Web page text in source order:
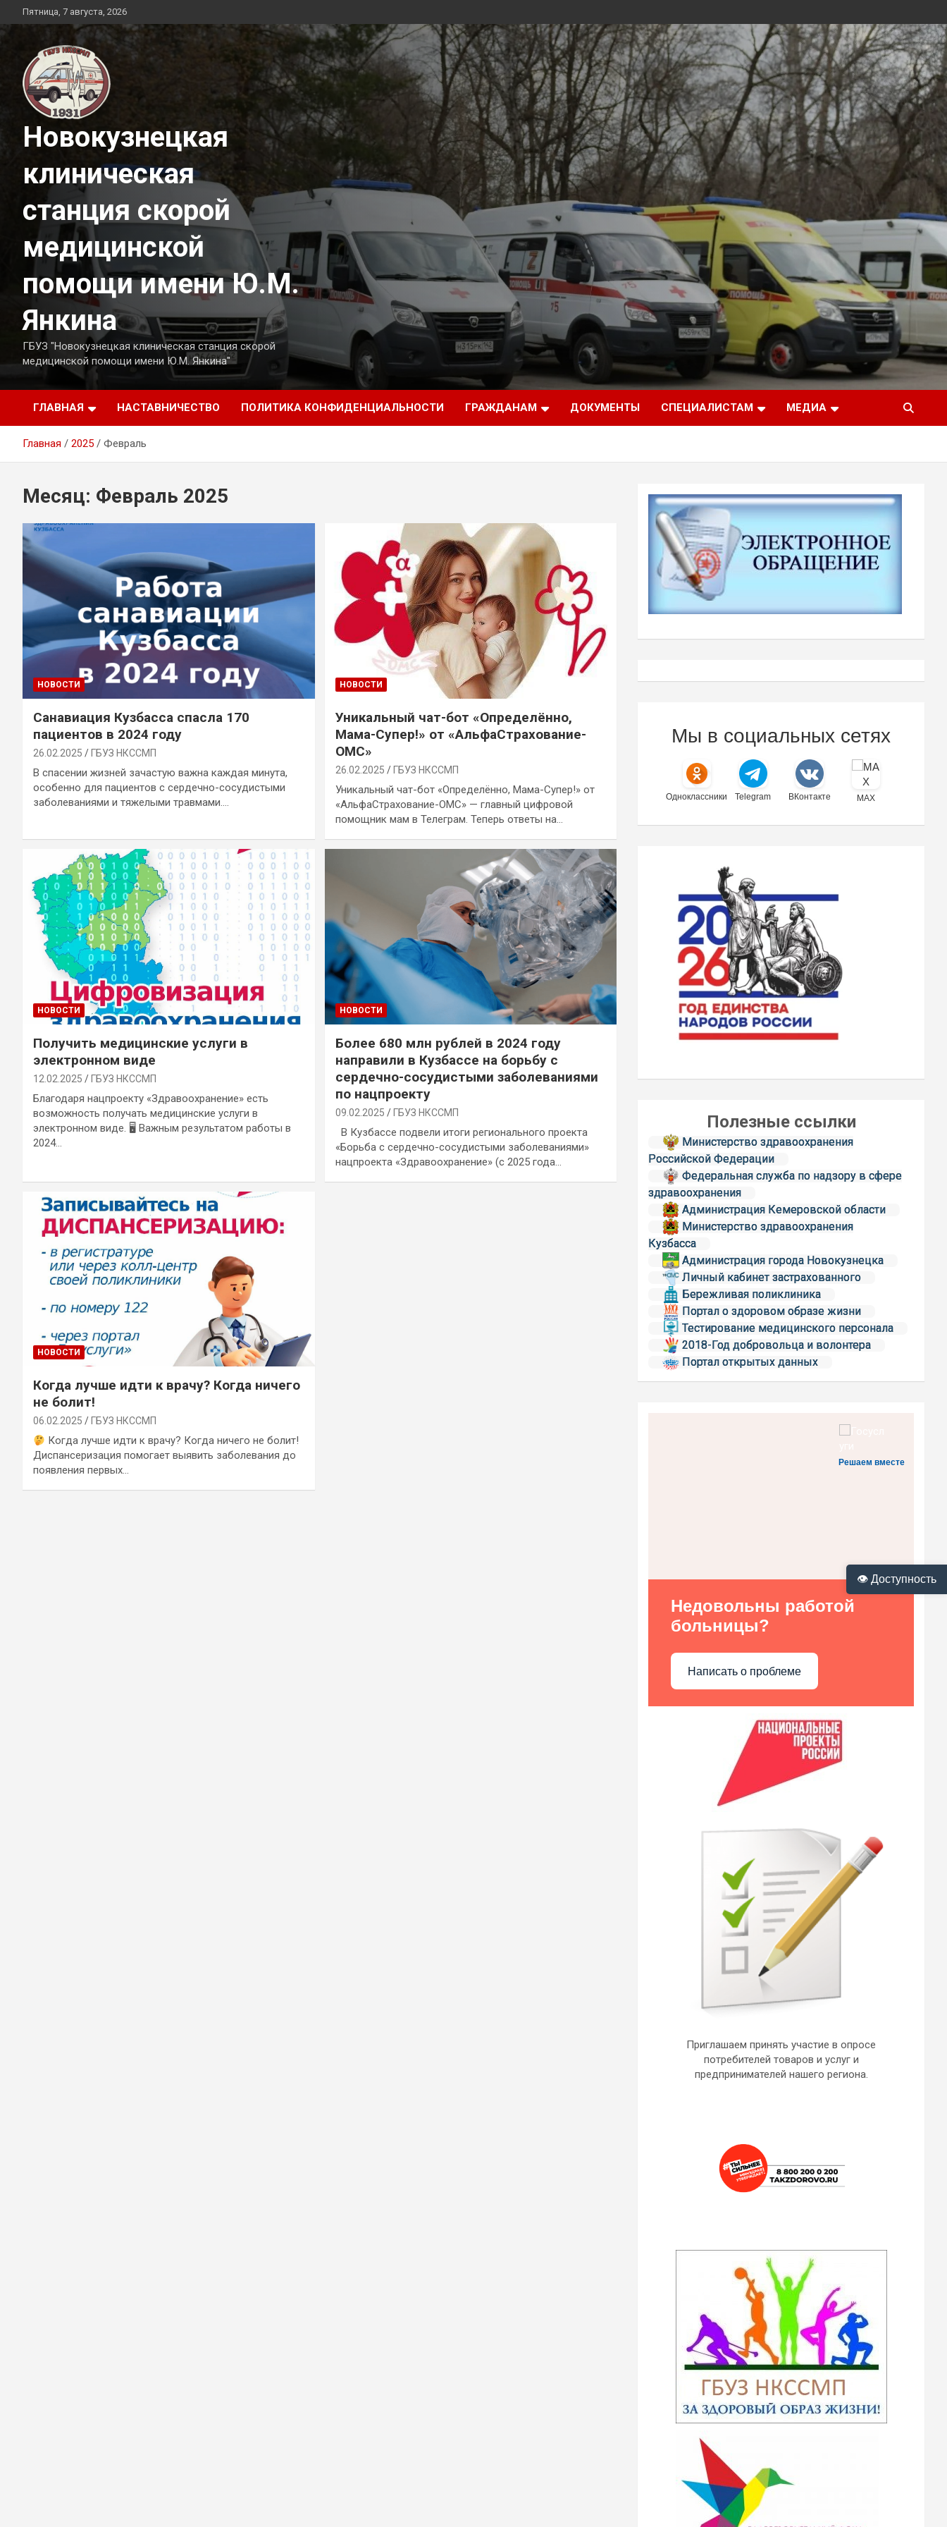
Перейти
к
содержимому
Пятница, 7 августа, 2026
Новокузнецкая
клиническая
станция скорой
медицинской
помощи имени Ю.М.
Янкина
ГБУЗ "Новокузнецкая клиническая станция скорой
медицинской помощи имени Ю.М. Янкина"
ГЛАВНАЯ НАСТАВНИЧЕСТВО ПОЛИТИКА КОНФИДЕНЦИАЛЬНОСТИ ГРАЖДАНАМ ДОКУМЕНТЫ СПЕЦИАЛИСТАМ МЕДИА
Главная 2025 Февраль
Месяц: Февраль 2025
НОВОСТИ
Санавиация Кузбасса спасла 170
пациентов в 2024 году
26.02.2025 ГБУЗ НКССМП
В спасении жизней зачастую важна каждая минута,
особенно для пациентов с сердечно-сосудистыми
заболеваниями и тяжелыми травмами.…
НОВОСТИ
Уникальный чат-бот «Определённо,
Мама-Супер!» от «АльфаСтрахование-
ОМС»
26.02.2025 ГБУЗ НКССМП
Уникальный чат-бот «Определённо, Мама-Супер!» от
«АльфаСтрахование-ОМС» — главный цифровой
помощник мам в Телеграм. Теперь ответы на…
НОВОСТИ
Получить медицинские услуги в
электронном виде
12.02.2025 ГБУЗ НКССМП
Благодаря нацпроекту «Здравоохранение» есть
возможность получать медицинские услуги в
электронном виде. 🖥 Важным результатом работы в
2024…
НОВОСТИ
Более 680 млн рублей в 2024 году
направили в Кузбассе на борьбу с
сердечно-сосудистыми заболеваниями
по нацпроекту
09.02.2025 ГБУЗ НКССМП
В Кузбассе подвели итоги регионального проекта
«Борьба с сердечно-сосудистыми заболеваниями»
нацпроекта «Здравоохранение» (с 2025 года…
НОВОСТИ
Когда лучше идти к врачу? Когда ничего
не болит!
06.02.2025 ГБУЗ НКССМП
Когда лучше идти к врачу? Когда ничего не болит!
Диспансеризация помогает выявить заболевания до
появления первых…
👁 Доступность
Мы в социальных сетях
Одноклассники Telegram ВКонтакте MAX
Полезные ссылки
Министерство здравоохранения
Российской Федерации
Федеральная служба по надзору в сфере
здравоохранения
Администрация Кемеровской области
Министерство здравоохранения
Кузбасса
Администрация города Новокузнецка
Личный кабинет застрахованного
Бережливая поликлиника
Портал о здоровом образе жизни
Тестирование медицинского персонала
2018-Год добровольца и волонтера
Портал открытых данных
Решаем вместе
Недовольны работой
больницы?
Написать о проблеме
Приглашаем принять участие в опросе
потребителей товаров и услуг и
предпринимателей нашего региона.